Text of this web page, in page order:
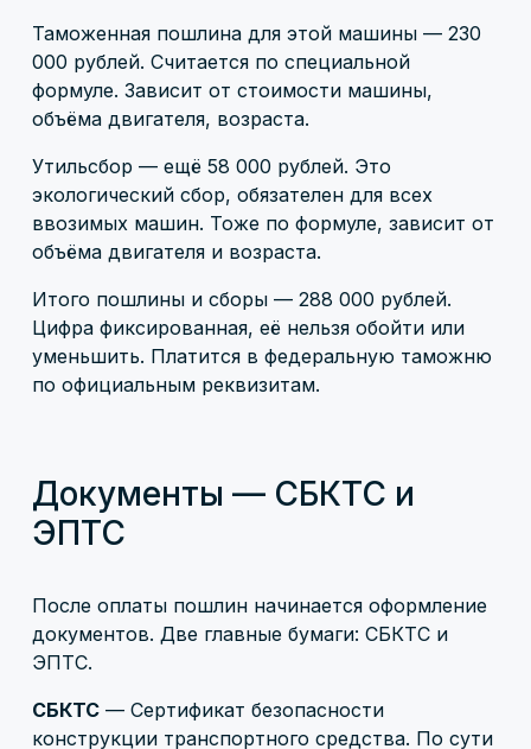
Таможенная пошлина для этой машины — 230
000 рублей. Считается по специальной
формуле. Зависит от стоимости машины,
объёма двигателя, возраста.
Утильсбор — ещё 58 000 рублей. Это
экологический сбор, обязателен для всех
ввозимых машин. Тоже по формуле, зависит от
объёма двигателя и возраста.
Итого пошлины и сборы — 288 000 рублей.
Цифра фиксированная, её нельзя обойти или
уменьшить. Платится в федеральную таможню
по официальным реквизитам.
Документы — СБКТС и
ЭПТС
После оплаты пошлин начинается оформление
документов. Две главные бумаги: СБКТС и
ЭПТС.
СБКТС — Сертификат безопасности
конструкции транспортного средства. По сути